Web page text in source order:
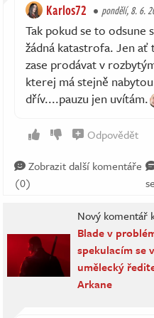
Karlos72 pondělí, 8. 6.
Tak pokud se to odsune
žádná katastrofa. Jen
zase prodávat v
kterej má stejně
dřív....pauzu jen uvítám.
Odpovědět
Zobrazit další komentáře
(0)
Nový komentář
Blade v
spekulacím se
umělecký
Arkane